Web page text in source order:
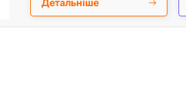
Детальніше